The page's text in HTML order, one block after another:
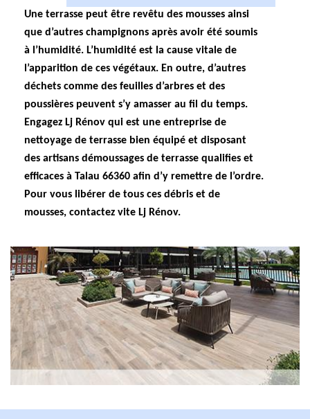
Une terrasse peut être revêtu des mousses ainsi
que d’autres champignons après avoir été soumis
à l’humidité. L’humidité est la cause vitale de
l’apparition de ces végétaux. En outre, d’autres
déchets comme des feuilles d’arbres et des
poussières peuvent s’y amasser au fil du temps.
Engagez Lj Rénov qui est une entreprise de
nettoyage de terrasse bien équipé et disposant
des artisans démoussages de terrasse qualifies et
efficaces à Talau 66360 afin d’y remettre de l’ordre.
Pour vous libérer de tous ces débris et de
mousses, contactez vite Lj Rénov.